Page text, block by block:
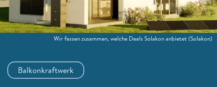
Balkonkraftwerk
Wir fassen zusammen, welche Deals Solakon anbietet (Solakon)